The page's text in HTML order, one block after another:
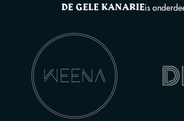
DE GELE KANARIEis